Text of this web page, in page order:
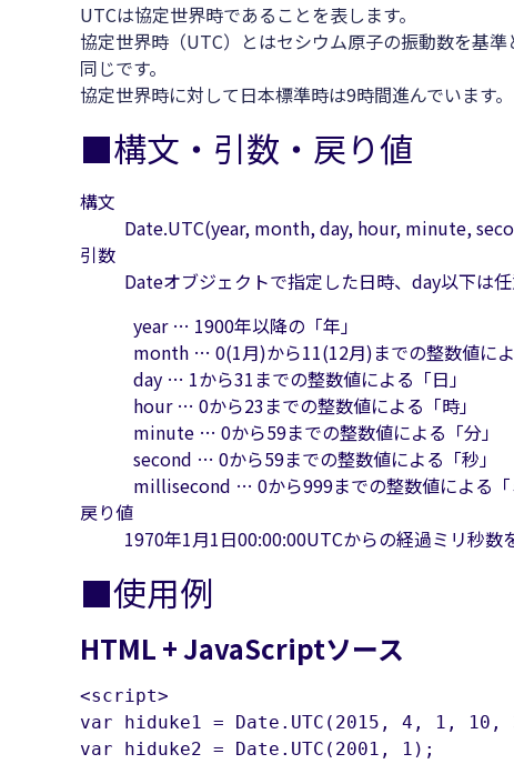
UTCは協定世界時であることを表します。
協定世界時（UTC）とはセシウム原子の振動数を基
同じです。
協定世界時に対して日本標準時は9時間進んでいます。
■構文・引数・戻り値
構文
Date.UTC(year, month, day, hour, minute,
引数
Dateオブジェクトで指定した日時、day以下は任
year … 1900年以降の「年」
month … 0(1月)から11(12月)までの整数値によ
day … 1から31までの整数値による「日」
hour … 0から23までの整数値による「時」
minute … 0から59までの整数値による「分」
second … 0から59までの整数値による「秒」
millisecond … 0から999までの整数値による「
戻り値
1970年1月1日00:00:00UTCからの経過ミリ秒数
■使用例
HTML + JavaScriptソース
<script>
var hiduke1 = Date.UTC(2015, 4, 1, 10,
var hiduke2 = Date.UTC(2001, 1);